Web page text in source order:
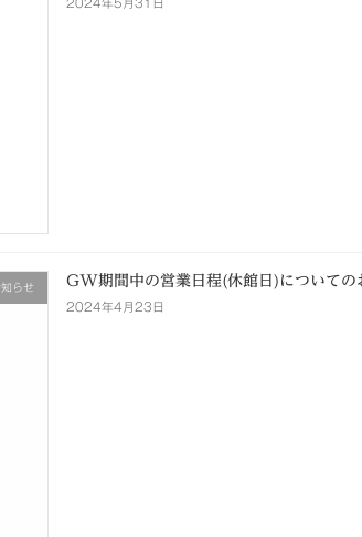
知らせ GW期間中の営業日程(休館日)についての
2024年4月23日